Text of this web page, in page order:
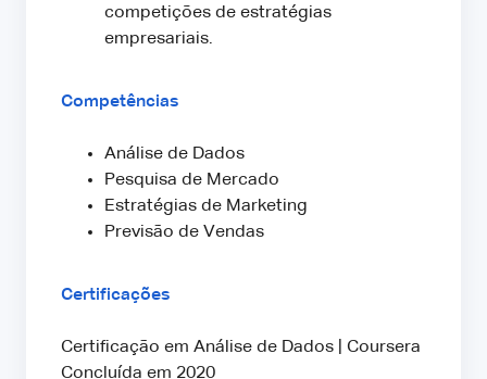
competições de estratégias
empresariais.
Competências
Análise de Dados
Pesquisa de Mercado
Estratégias de Marketing
Previsão de Vendas
Certificações
Certificação em Análise de Dados | Coursera
Concluída em 2020